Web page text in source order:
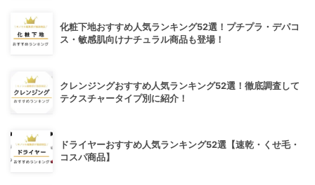
化粧下地おすすめ人気ランキング52選！プチプラ・デパコ
ス・敏感肌向けナチュラル商品も登場！
クレンジングおすすめ人気ランキング52選！徹底調査して
テクスチャータイプ別に紹介！
ドライヤーおすすめ人気ランキング52選【速乾・くせ毛・
コスパ商品】